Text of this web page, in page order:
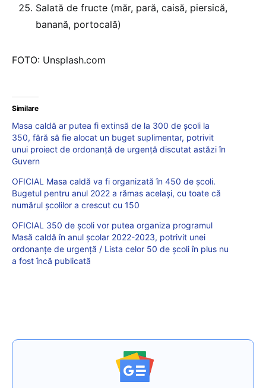
Salată de fructe (măr, pară, caisă, piersică,
banană, portocală)
FOTO: Unsplash.com
Similare
Masa caldă ar putea fi extinsă de la 300 de școli la
350, fără să fie alocat un buget suplimentar, potrivit
unui proiect de ordonanță de urgență discutat astăzi în
Guvern
OFICIAL Masa caldă va fi organizată în 450 de școli.
Bugetul pentru anul 2022 a rămas același, cu toate că
numărul școlilor a crescut cu 150
OFICIAL 350 de școli vor putea organiza programul
Masă caldă în anul școlar 2022-2023, potrivit unei
ordonanțe de urgență / Lista celor 50 de școli în plus nu
a fost încă publicată